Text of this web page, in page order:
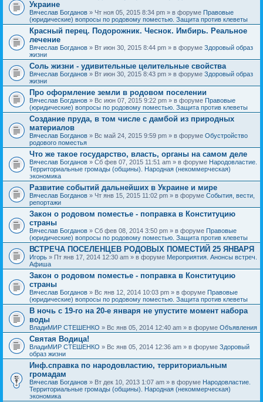
Украине
Вячеслав Богданов » Чт ноя 05, 2015 8:34 pm » в форуме Правовые
(юридические) вопросы по родовому поместью. Защита против клеветы
Красный перец. Подорожник. Чеснок. Имбирь. Реальное
лечение
Вячеслав Богданов » Вт июн 30, 2015 8:44 pm » в форуме Здоровый образ
жизни
Соль жизни - удивительные целительные свойства
Вячеслав Богданов » Вт июн 30, 2015 8:43 pm » в форуме Здоровый образ
жизни
Про оформление земли в родовом поселении
Вячеслав Богданов » Вс июн 07, 2015 9:22 pm » в форуме Правовые
(юридические) вопросы по родовому поместью. Защита против клеветы
Создание пруда, в том числе с дамбой из природных
материалов
Вячеслав Богданов » Вс май 24, 2015 9:59 pm » в форуме Обустройство
родового поместья
Что же такое государство, власть, органы на самом деле
Вячеслав Богданов » Сб фев 07, 2015 11:51 am » в форуме Народовластие.
Территориальные громады (общины). Народная (некоммерческая)
экономика
Развитие событий дальнейших в Украине и мире
Вячеслав Богданов » Чт янв 15, 2015 11:02 pm » в форуме События, вести,
репортажи
Закон о родовом поместье - поправка в Конституцию
страны
Вячеслав Богданов » Сб фев 08, 2014 3:50 pm » в форуме Правовые
(юридические) вопросы по родовому поместью. Защита против клеветы
ВСТРЕЧА ПОСЕЛЕНЦЕВ РОДОВЫХ ПОМЕСТИЙ 25 ЯНВАРЯ
Игорь » Пт янв 17, 2014 12:30 am » в форуме Мероприятия. Анонсы встреч.
Афиша
Закон о родовом поместье - поправка в Конституцию
страны
Вячеслав Богданов » Вс янв 12, 2014 10:03 pm » в форуме Правовые
(юридические) вопросы по родовому поместью. Защита против клеветы
В ночь с 19-го на 20-е января не упустите момент набора
воды
ВладиМИР СТЕШЕНКО » Вс янв 05, 2014 12:40 am » в форуме Объявления
Святая Водица!
ВладиМИР СТЕШЕНКО » Вс янв 05, 2014 12:36 am » в форуме Здоровый
образ жизни
Инф.справка по народовластию, территориальным
громадам
Вячеслав Богданов » Вт дек 10, 2013 1:07 am » в форуме Народовластие.
Территориальные громады (общины). Народная (некоммерческая)
экономика